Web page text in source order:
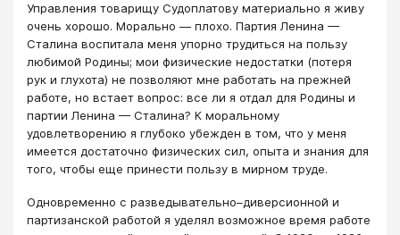
Управления товарищу Судоплатову материально я живу
очень хорошо. Морально — плохо. Партия Ленина —
Сталина воспитала меня упорно трудиться на пользу
любимой Родины; мои физические недостатки (потеря
рук и глухота) не позволяют мне работать на прежней
работе, но встает вопрос: все ли я отдал для Родины и
партии Ленина — Сталина? К моральному
удовлетворению я глубоко убежден в том, что у меня
имеется достаточно физических сил, опыта и знания для
того, чтобы еще принести пользу в мирном труде.
Одновременно с разведывательно–диверсионной и
партизанской работой я уделял возможное время работе